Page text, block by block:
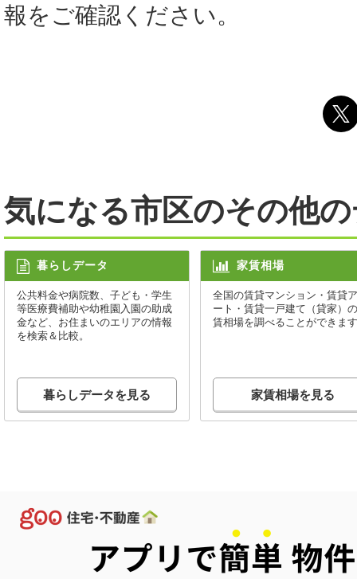
報をご確認ください。
気になる市区のその他
暮らしデータ
公共料金や病院数、子ども・学生
等医療費補助や幼稚園入園の助成
金など、お住まいのエリアの情報
を検索＆比較。
暮らしデータを見る
家賃相場
全国の賃貸マンション・賃貸
ート・賃貸一戸建て（貸家）
賃相場を調べることができま
家賃相場を見る